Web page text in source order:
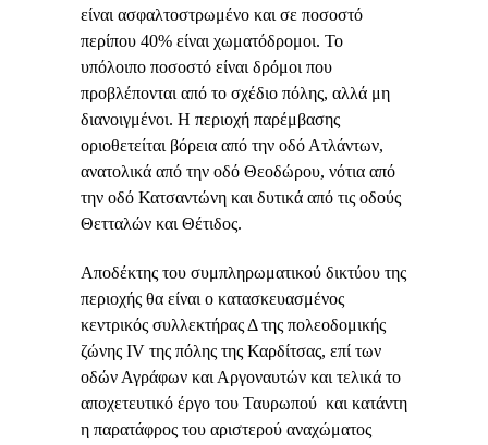
είναι ασφαλτοστρωμένο και σε ποσοστό
περίπου 40% είναι χωματόδρομοι. Το
υπόλοιπο ποσοστό είναι δρόμοι που
προβλέπονται από το σχέδιο πόλης, αλλά μη
διανοιγμένοι. Η περιοχή παρέμβασης
οριοθετείται βόρεια από την οδό Ατλάντων,
ανατολικά από την οδό Θεοδώρου, νότια από
την οδό Κατσαντώνη και δυτικά από τις οδούς
Θετταλών και Θέτιδος.
Αποδέκτης του συμπληρωματικού δικτύου της
περιοχής θα είναι ο κατασκευασμένος
κεντρικός συλλεκτήρας Δ της πολεοδομικής
ζώνης IV της πόλης της Καρδίτσας, επί των
οδών Αγράφων και Αργοναυτών και τελικά το
αποχετευτικό έργο του Ταυρωπού και κατάντη
η παρατάφρος του αριστερού αναχώματος